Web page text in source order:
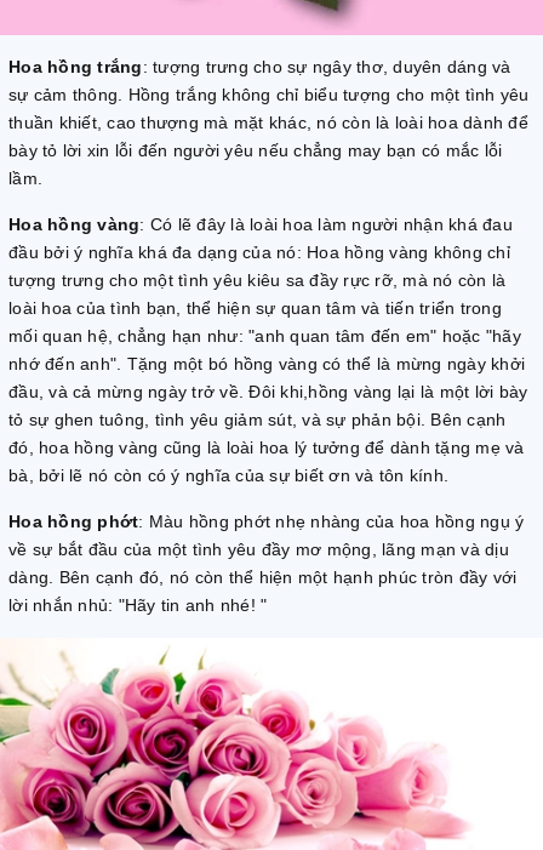
Hoa hồng trắng: tượng trưng cho sự ngây thơ, duyên dáng và
sự cảm thông. Hồng trắng không chỉ biểu tượng cho một tình yêu
thuần khiết, cao thượng mà mặt khác, nó còn là loài hoa dành để
bày tỏ lời xin lỗi đến người yêu nếu chẳng may bạn có mắc lỗi
lầm.
Hoa hồng vàng: Có lẽ đây là loài hoa làm người nhận khá đau
đầu bởi ý nghĩa khá đa dạng của nó: Hoa hồng vàng không chỉ
tượng trưng cho một tình yêu kiêu sa đầy rực rỡ, mà nó còn là
loài hoa của tình bạn, thể hiện sự quan tâm và tiến triển trong
mối quan hệ, chẳng hạn như: "anh quan tâm đến em" hoặc "hãy
nhớ đến anh". Tặng một bó hồng vàng có thể là mừng ngày khởi
đầu, và cả mừng ngày trở về. Đôi khi,hồng vàng lại là một lời bày
tỏ sự ghen tuông, tình yêu giảm sút, và sự phản bội. Bên cạnh
đó, hoa hồng vàng cũng là loài hoa lý tưởng để dành tặng mẹ và
bà, bởi lẽ nó còn có ý nghĩa của sự biết ơn và tôn kính.
Hoa hồng phớt: Màu hồng phớt nhẹ nhàng của hoa hồng ngụ ý
về sự bắt đầu của một tình yêu đầy mơ mộng, lãng mạn và dịu
dàng. Bên cạnh đó, nó còn thể hiện một hạnh phúc tròn đầy với
lời nhắn nhủ: "Hãy tin anh nhé! "